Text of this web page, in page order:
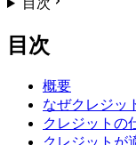
目次
目次
概要
なぜクレジッ
クレジットの
クレジットが